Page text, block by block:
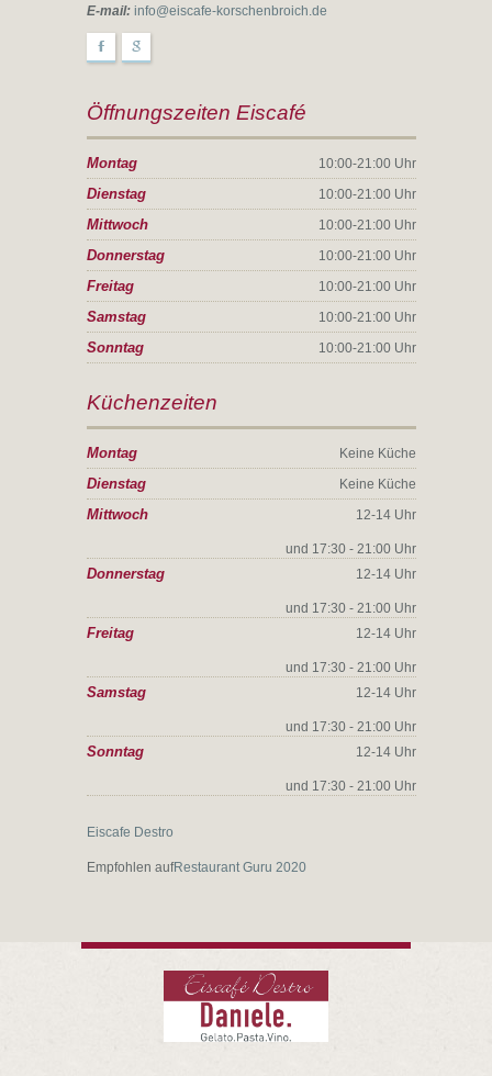
E-mail: info@eiscafe-korschenbroich.de
F g
Öffnungszeiten Eiscafé
Montag 10:00-21:00 Uhr
Dienstag 10:00-21:00 Uhr
Mittwoch 10:00-21:00 Uhr
Donnerstag 10:00-21:00 Uhr
Freitag 10:00-21:00 Uhr
Samstag 10:00-21:00 Uhr
Sonntag 10:00-21:00 Uhr
Küchenzeiten
Montag Keine Küche
Dienstag Keine Küche
Mittwoch 12-14 Uhr
und 17:30 - 21:00 Uhr
Donnerstag 12-14 Uhr
und 17:30 - 21:00 Uhr
Freitag 12-14 Uhr
und 17:30 - 21:00 Uhr
Samstag 12-14 Uhr
und 17:30 - 21:00 Uhr
Sonntag 12-14 Uhr
und 17:30 - 21:00 Uhr
Eiscafe Destro
Empfohlen aufRestaurant Guru 2020